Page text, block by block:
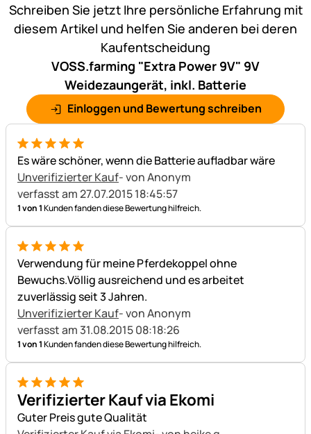
Schreiben Sie jetzt Ihre persönliche Erfahrung mit
diesem Artikel und helfen Sie anderen bei deren
Kaufentscheidung
VOSS.farming "Extra Power 9V" 9V
Weidezaungerät, inkl. Batterie
Einloggen und Bewertung schreiben
5 von 5
Es wäre schöner, wenn die Batterie aufladbar wäre
Unverifizierter Kauf- von Anonym
verfasst am 27.07.2015 18:45:57
1 von 1Kunden fanden diese Bewertung hilfreich.
5 von 5
Verwendung für meine Pferdekoppel ohne
Bewuchs.Völlig ausreichend und es arbeitet
zuverlässig seit 3 Jahren.
Unverifizierter Kauf- von Anonym
verfasst am 31.08.2015 08:18:26
1 von 1Kunden fanden diese Bewertung hilfreich.
5 von 5
Verifizierter Kauf via Ekomi
Guter Preis gute Qualität